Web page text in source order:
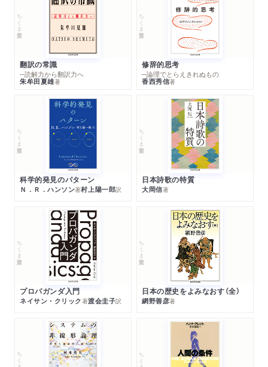
ちくま学芸文庫
翻訳の常識
─読解力から翻訳力へ
朱牟田夏雄著
ちくま学芸文庫
修辞的思考
─論理でとらえきれぬもの
香西秀信著
ちくま学芸文庫
科学的発見のパターン
Ｎ．Ｒ．ハンソン著村上陽一郎訳
ちくま学芸文庫
日本詩歌の特質
大岡信著
ちくま学芸文庫
プロパガンダ入門
ネイサン・クリック著渡会圭子訳
ちくま学芸文庫
日本の歴史をよみなおす（全）
網野善彦著
ちくま学芸文庫 ちくま学芸文庫